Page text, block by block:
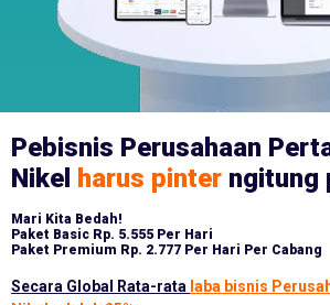
Pebisnis Perusahaan
Nikel
harus pinter ngitung
Mari Kita Bedah!
Paket Basic Rp. 5.555 Per Hari
Paket Premium Rp. 2.777 Per Hari Per Cabang
Secara Global Rata-rata laba bisnis